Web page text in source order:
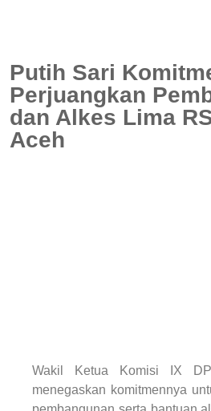
Putih Sari
Perjuangkan
dan Alkes Lima
Aceh
Wakil Ketua Komisi IX
menegaskan komitmennya